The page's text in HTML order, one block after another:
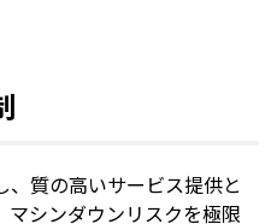
質の高いサービス提供と
シンダウンリスクを極限